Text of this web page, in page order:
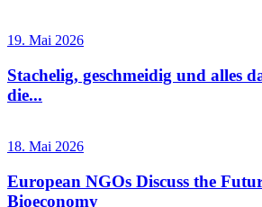
19. Mai 2026
Stachelig, geschmeidig und alles
die...
18. Mai 2026
European NGOs Discuss the
Bioeconomy